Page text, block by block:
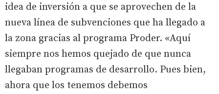
idea de inversión a que se aprovechen de la
nueva línea de subvenciones que ha llegado a
la zona gracias al programa Proder. «Aquí
siempre nos hemos quejado de que nunca
llegaban programas de desarrollo. Pues bien,
ahora que los tenemos debemos